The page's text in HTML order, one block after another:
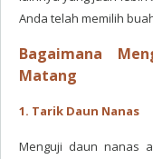
Anda telah memilih
Bagaimana
Matang
1. Tarik Daun Nanas
Menguji daun nanas